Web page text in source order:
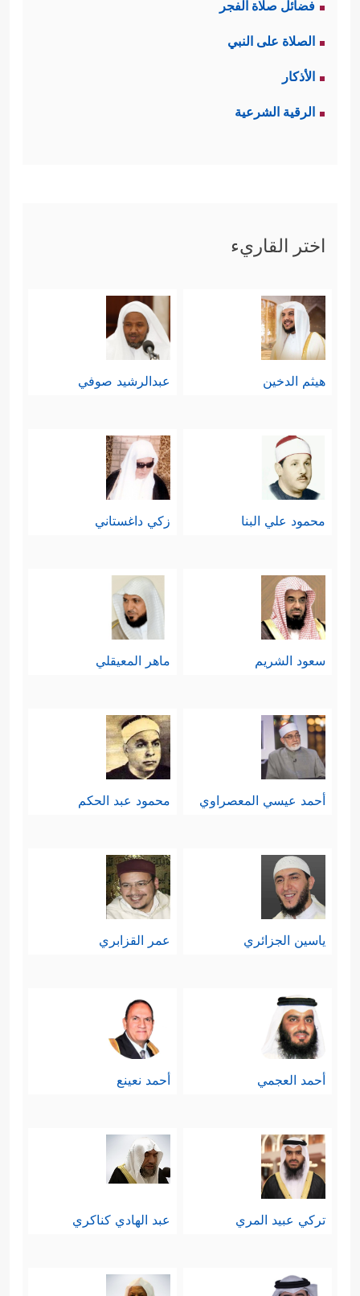
فضائل صلاة الفجر
الصلاة على النبي
الأذكار
الرقية الشرعية
اختر القاريء
هيثم الدخين عبدالرشيد صوفي
محمود علي البنا زكي داغستاني
سعود الشريم ماهر المعيقلي
أحمد عيسي المعصراوي محمود عبد الحكم
ياسين الجزائري عمر القزابري
أحمد العجمي أحمد نعينع
تركي عبيد المري عبد الهادي كناكري